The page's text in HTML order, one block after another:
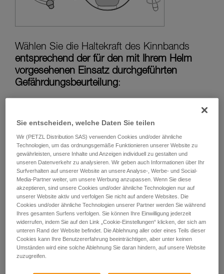
entsprechende Ausbildung und ein spezielles
Sie ihn eigenständig durchführen.
Wir geben Beispiele für die mit Ihrer Aktivität
verbundenen Techniken. Möglicherweise gibt es
noch andere Techniken, die hier nicht
beschrieben werden.
Wählen Sie die Haltekraft des Kinnbands
entsprechend der für den mit Ihrem Helm
vorgesehenen Einsatz durchgeführten
Gefährdungsbeurteilung:
Risiko, dass der Helm bei einem Sturz vom
Kopf gerissen wird:Haltekraft des Kinnbands
in der Position über50 kg
Strangulationsrisiko, wenn sich der Helm
verfängt:Haltekraft des Kinnbands in der
Position unter25 kg
Achtung: Ihr Helm wird in der Position
Sie entscheiden, welche Daten Sie teilen
Wir (PETZL Distribution SAS) verwenden Cookies und/oder ähnliche
Technologien, um das ordnungsgemäße Funktionieren unserer Website zu
gewährleisten, unsere Inhalte und Anzeigen individuell zu gestalten und
unseren Datenverkehr zu analysieren. Wir geben auch Informationen über Ihr
Surfverhalten auf unserer Website an unsere Analyse-, Werbe- und Social-
Media-Partner weiter, um unsere Werbung anzupassen. Wenn Sie diese
akzeptieren, sind unsere Cookies und/oder ähnliche Technologien nur auf
unserer Website aktiv und verfolgen Sie nicht auf andere Websites. Die
Cookies und/oder ähnliche Technologien unserer Partner werden Sie während
Ihres gesamten Surfens verfolgen. Sie können Ihre Einwilligung jederzeit
widerrufen, indem Sie auf den Link „Cookie-Einstellungen“ klicken, der sich am
unteren Rand der Website befindet. Die Ablehnung aller oder eines Teils dieser
Cookies kann Ihre Benutzererfahrung beeinträchtigen, aber unter keinen
Umständen wird eine solche Ablehnung Sie daran hindern, auf unsere Website
zuzugreifen.